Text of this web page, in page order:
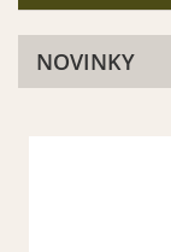
NOVINKY